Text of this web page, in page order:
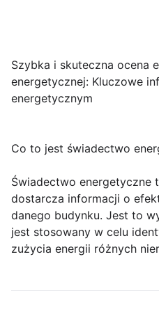
Szybka i skuteczna ocena
energetycznej: Kluczowe
energetycznym
Co to jest świadectwo
Świadectwo energetyczne
dostarcza informacji o
danego budynku. Jest to
jest stosowany w celu
zużycia energii różnych